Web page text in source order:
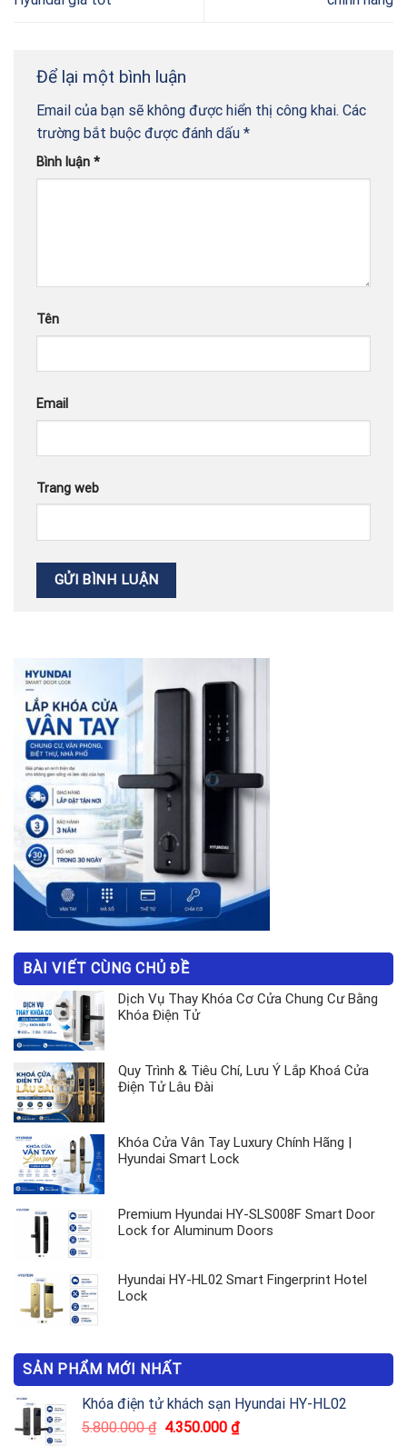
Để lại một bình luận
Email của bạn sẽ không được hiển thị công khai. Các
trường bắt buộc được đánh dấu *
Bình luận *
Tên
Email
Trang web
BÀI VIẾT CÙNG CHỦ ĐỀ
Dịch Vụ Thay Khóa Cơ Cửa Chung Cư Bằng
Khóa Điện Tử
Quy Trình & Tiêu Chí, Lưu Ý Lắp Khoá Cửa
Điện Tử Lâu Đài
Khóa Cửa Vân Tay Luxury Chính Hãng |
Hyundai Smart Lock
Premium Hyundai HY-SLS008F Smart Door
Lock for Aluminum Doors
Hyundai HY-HL02 Smart Fingerprint Hotel
Lock
SẢN PHẨM MỚI NHẤT
Khóa điện tử khách sạn Hyundai HY-HL02
5.800.000₫ 4.350.000 ₫